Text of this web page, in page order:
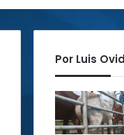
Por Luis